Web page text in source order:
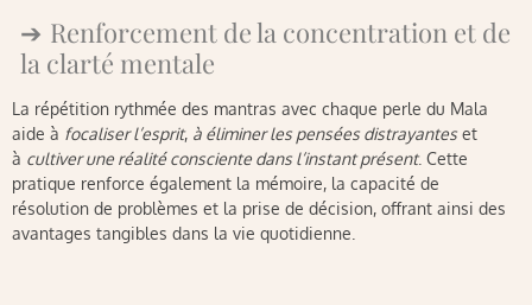
Renforcement de la concentration et de
la clarté mentale
La répétition rythmée des mantras avec chaque perle du Mala
aide à focaliser l’esprit, à éliminer les pensées distrayantes et
à cultiver une réalité consciente dans l’instant présent. Cette
pratique renforce également la mémoire, la capacité de
résolution de problèmes et la prise de décision, offrant ainsi des
avantages tangibles dans la vie quotidienne.